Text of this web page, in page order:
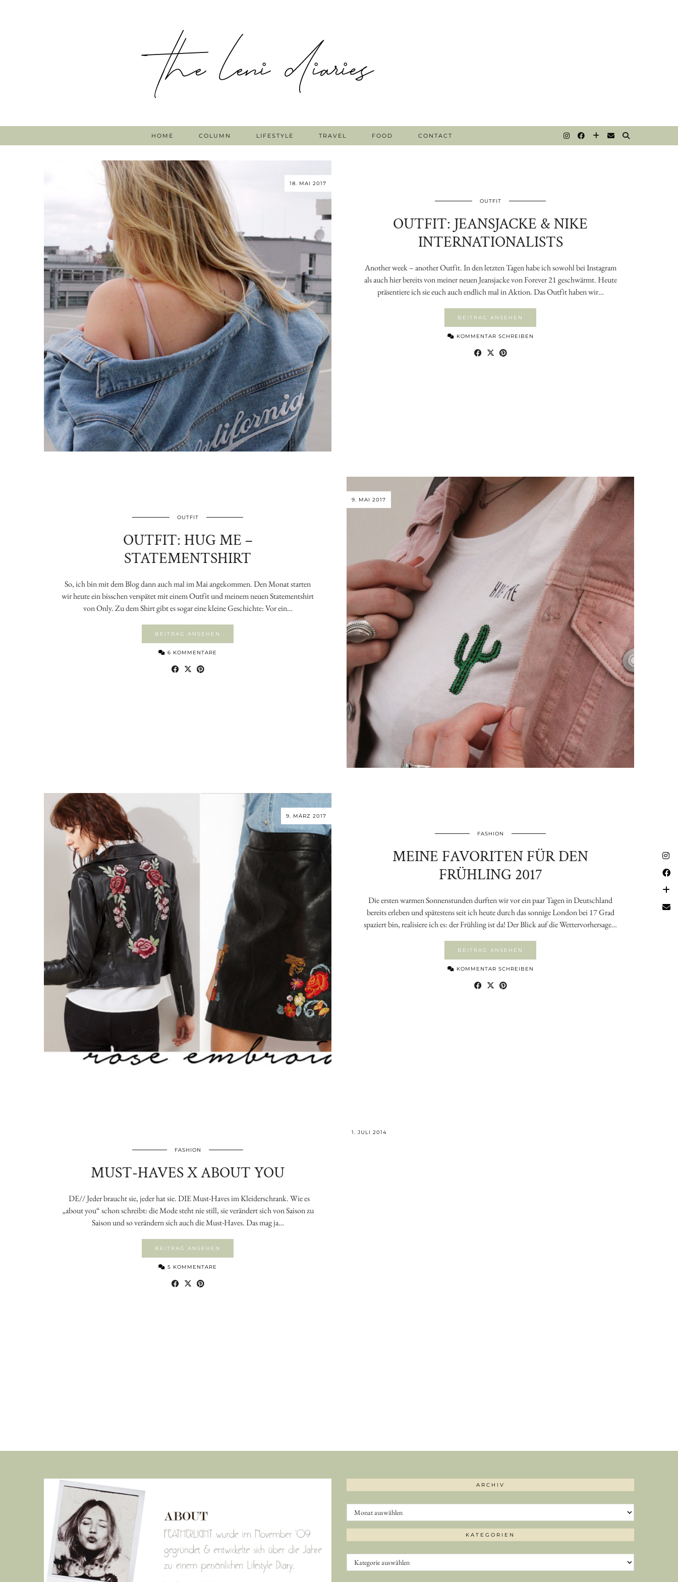
HOME COLUMN LIFESTYLE TRAVEL FOOD CONTACT
18. MAI 2017
OUTFIT
OUTFIT: JEANSJACKE & NIKE
INTERNATIONALISTS
Another week – another Outfit. In den letzten Tagen habe ich sowohl bei Instagram
als auch hier bereits von meiner neuen Jeansjacke von Forever 21 geschwärmt. Heute
präsentiere ich sie euch auch endlich mal in Aktion. Das Outfit haben wir…
BEITRAG ANSEHEN
KOMMENTAR SCHREIBEN
9. MAI 2017
OUTFIT
OUTFIT: HUG ME –
STATEMENTSHIRT
So, ich bin mit dem Blog dann auch mal im Mai angekommen. Den Monat starten
wir heute ein bisschen verspätet mit einem Outfit und meinem neuen Statementshirt
von Only. Zu dem Shirt gibt es sogar eine kleine Geschichte: Vor ein…
BEITRAG ANSEHEN
6 KOMMENTARE
9. MÄRZ 2017
FASHION
MEINE FAVORITEN FÜR DEN
FRÜHLING 2017
Die ersten warmen Sonnenstunden durften wir vor ein paar Tagen in Deutschland
bereits erleben und spätestens seit ich heute durch das sonnige London bei 17 Grad
spaziert bin, realisiere ich es: der Frühling ist da! Der Blick auf die Wettervorhersage…
BEITRAG ANSEHEN
KOMMENTAR SCHREIBEN
1. JULI 2014
FASHION
MUST-HAVES X ABOUT YOU
DE// Jeder braucht sie, jeder hat sie. DIE Must-Haves im Kleiderschrank. Wie es
„about you“ schon schreibt: die Mode steht nie still, sie verändert sich von Saison zu
Saison und so verändern sich auch die Must-Haves. Das mag ja…
BEITRAG ANSEHEN
5 KOMMENTARE
ARCHIV
Archiv
KATEGORIEN
Kategorien